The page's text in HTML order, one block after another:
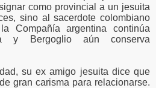
como provincial a un jesuita
sino al sacerdote colombiano
Compañía argentina continúa
y Bergoglio aún conserva
su ex amigo jesuita dice que
gran carisma para relacionarse.